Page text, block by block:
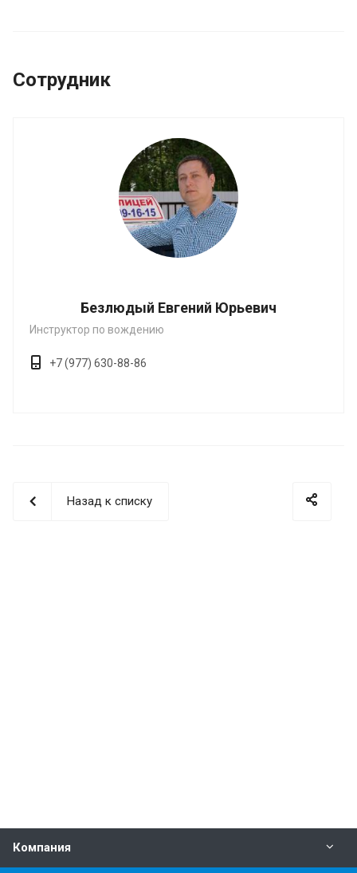
Сотрудник
Безлюдый Евгений Юрьевич
Инструктор по вождению
+7 (977) 630-88-86
Назад к списку
Компания